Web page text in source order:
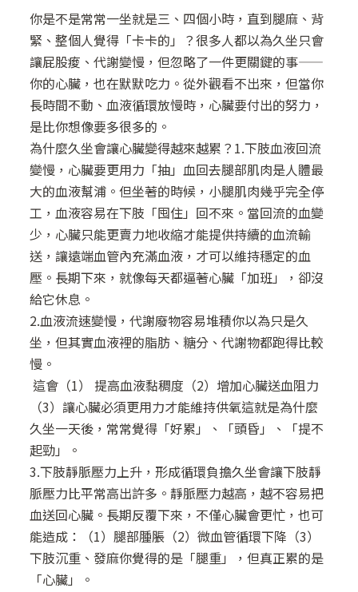
你是不是常常一坐就是三、四個小時，直到腿麻、背
緊、整個人覺得「卡卡的」？很多人都以為久坐只會
讓屁股痠、代謝變慢，但忽略了一件更關鍵的事——
你的心臟，也在默默吃力。從外觀看不出來，但當你
長時間不動、血液循環放慢時，心臟要付出的努力，
是比你想像要多很多的。
為什麼久坐會讓心臟變得越來越累？1.下肢血液回流
變慢，心臟要更用力「抽」血回去腿部肌肉是人體最
大的血液幫浦。但坐著的時候，小腿肌肉幾乎完全停
工，血液容易在下肢「囤住」回不來。當回流的血變
少，心臟只能更賣力地收縮才能提供持續的血流輸
送，讓遠端血管內充滿血液，才可以維持穩定的血
壓。長期下來，就像每天都逼著心臟「加班」，卻沒
給它休息。
2.血液流速變慢，代謝廢物容易堆積你以為只是久
坐，但其實血液裡的脂肪、糖分、代謝物都跑得比較
慢。
這會（1） 提高血液黏稠度（2）增加心臟送血阻力
（3）讓心臟必須更用力才能維持供氧這就是為什麼
久坐一天後，常常覺得「好累」、「頭昏」、「提不
起勁」。
3.下肢靜脈壓力上升，形成循環負擔久坐會讓下肢靜
脈壓力比平常高出許多。靜脈壓力越高，越不容易把
血送回心臟。長期反覆下來，不僅心臟會更忙，也可
能造成：（1）腿部腫脹（2）微血管循環下降（3）
下肢沉重、發麻你覺得的是「腿重」，但真正累的是
「心臟」。